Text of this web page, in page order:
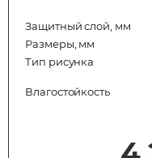
Защитный слой, мм
Размеры, мм
Тип рисунка
Влагостойкость